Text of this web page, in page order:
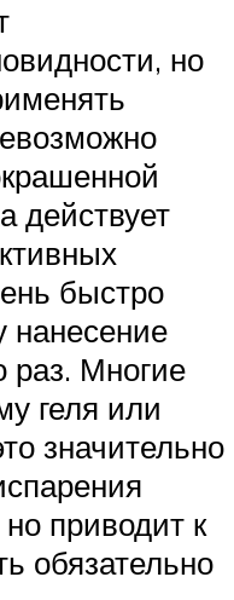
но
действует
быстро
нанесение
раз. Многие
геля или
значительно
приводит к
обязательно